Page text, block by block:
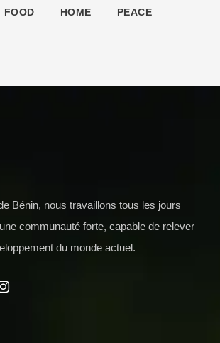
FOOD HOME PEACE
Bénin, nous travaillons tous les jours
communauté forte, capable de relever
du monde actuel.